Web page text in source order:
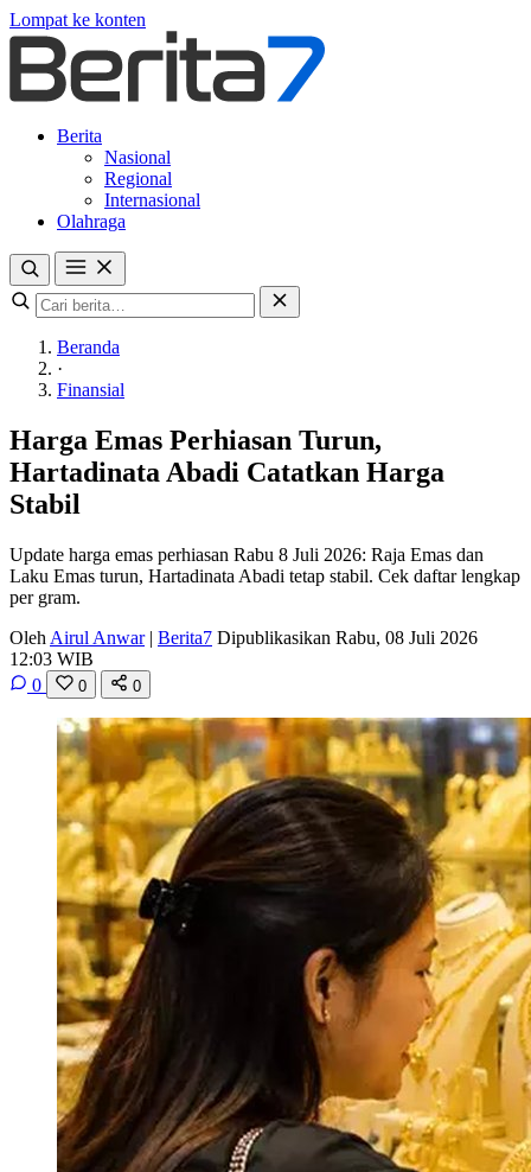
Lompat ke konten
Berita
Nasional
Regional
Internasional
Olahraga
Beranda
·
Finansial
Harga Emas Perhiasan Turun,
Hartadinata Abadi Catatkan Harga
Stabil
Update harga emas perhiasan Rabu 8 Juli 2026: Raja Emas dan
Laku Emas turun, Hartadinata Abadi tetap stabil. Cek daftar lengkap
per gram.
Oleh Airul Anwar | Berita7 Dipublikasikan Rabu, 08 Juli 2026
12:03 WIB
0
0 0